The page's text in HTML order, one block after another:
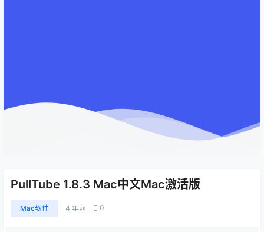
PullTube 1.8.3 Mac中文Mac激活版
Mac软件 4 年前 0